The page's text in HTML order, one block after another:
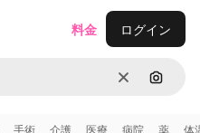
消去 画像で
料金 ログイン
手術 介護 医療 病院 薬 体